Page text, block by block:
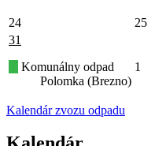
24 25
31
Komunálny odpad
Polomka (Brezno)
1
Kalendár zvozu odpadu